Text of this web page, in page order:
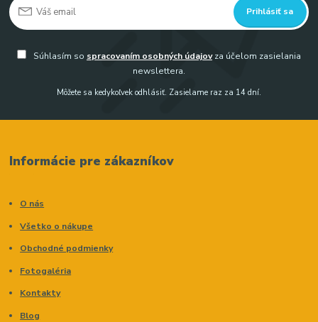
Prihlásiť sa
Súhlasím so spracovaním osobných údajovza účelom zasielania
newslettera.
Môžete sa kedykoľvek odhlásiť. Zasielame raz za 14 dní.
Informácie pre zákazníkov
O nás
Všetko o nákupe
Obchodné podmienky
Fotogaléria
Kontakty
Blog